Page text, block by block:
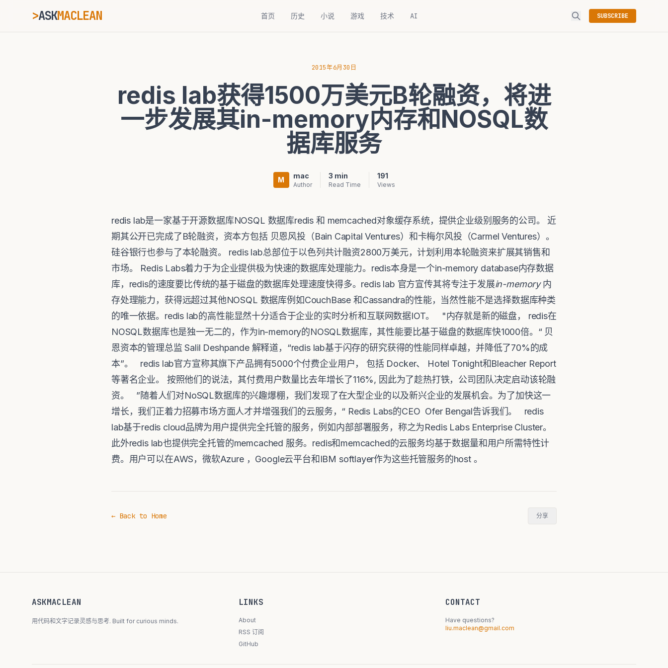
>ASKMACLEAN 首页 历史 小说 游戏 技术 AI SUBSCRIBE
2015年6月30日
redis lab获得1500万美元B轮融资，将进
一步发展其in-memory内存和NOSQL数
据库服务
M mac
Author
3 min
Read Time
191
Views
redis lab是一家基于开源数据库NOSQL 数据库redis 和 memcached对象缓存系统，提供企业级别服务的公司。 近
期其公开已完成了B轮融资，资本方包括 贝恩风投（Bain Capital Ventures）和卡梅尔风投（Carmel Ventures）。
硅谷银行也参与了本轮融资。 redis lab总部位于以色列共计融资2800万美元，计划利用本轮融资来扩展其销售和
市场。 Redis Labs着力于为企业提供极为快速的数据库处理能力。redis本身是一个in-memory database内存数据
库，redis的速度要比传统的基于磁盘的数据库处理速度快得多。redis lab 官方宣传其将专注于发展in-memory内
存处理能力，获得远超过其他NOSQL 数据库例如CouchBase 和Cassandra的性能，当然性能不是选择数据库种类
的唯一依据。redis lab的高性能显然十分适合于企业的实时分析和互联网数据IOT。
"内存就是新的磁盘， redis在
NOSQL数据库也是独一无二的，作为in-memory的NOSQL数据库，其性能要比基于磁盘的数据库快1000倍。“ 贝
恩资本的管理总监 Salil Deshpande 解释道，“redis lab基于闪存的研究获得的性能同样卓越，并降低了70%的成
本”。 redis lab官方宣称其旗下产品拥有5000个付费企业用户， 包括 Docker、 Hotel Tonight和Bleacher Report
等著名企业。 按照他们的说法，其付费用户数量比去年增长了116%, 因此为了趁热打铁，公司团队决定启动该轮融
资。 ”随着人们对NoSQL数据库的兴趣爆棚，我们发现了在大型企业的以及新兴企业的发展机会。为了加快这一
增长，我们正着力招募市场方面人才并增强我们的云服务，“ Redis Labs的CEO Ofer Bengal告诉我们。 redis
lab基于redis cloud品牌为用户提供完全托管的服务，例如内部部署服务，称之为Redis Labs Enterprise Cluster。
此外redis lab也提供完全托管的memcached 服务。redis和memcached的云服务均基于数据量和用户所需特性计
费。用户可以在AWS，微软Azure ，Google云平台和IBM softlayer作为这些托管服务的host 。
← Back to Home 分享
ASKMACLEAN
用代码和文字记录灵感与思考. Built for curious minds.
LINKS
About
RSS 订阅
GitHub
CONTACT
Have questions?
liu.maclean@gmail.com